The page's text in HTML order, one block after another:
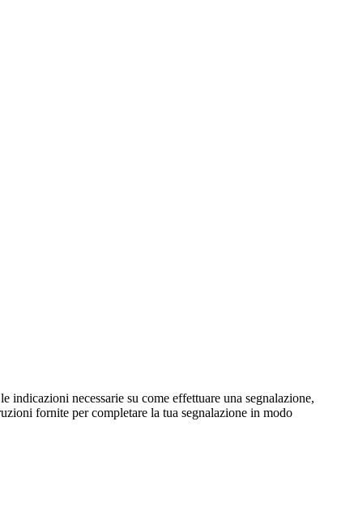
indicazioni necessarie su come effettuare una segnalazione,
fornite per completare la tua segnalazione in modo